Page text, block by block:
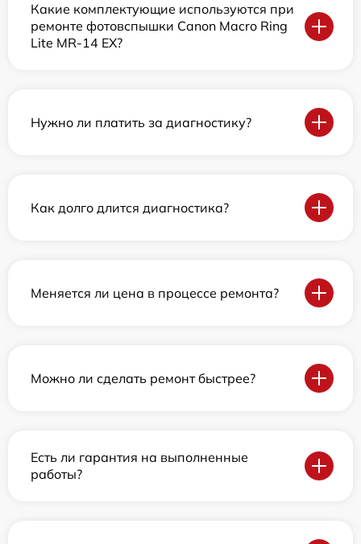
Какие комплектующие используются при
ремонте фотовспышки Canon Macro Ring
Lite MR-14 EX?
Нужно ли платить за диагностику?
Как долго длится диагностика?
Меняется ли цена в процессе ремонта?
Можно ли сделать ремонт быстрее?
Есть ли гарантия на выполненные
работы?